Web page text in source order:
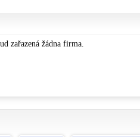
zařazená žádna firma.